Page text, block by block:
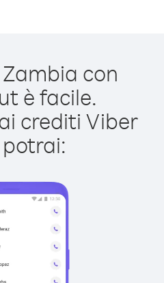
con
è facile.
crediti Viber